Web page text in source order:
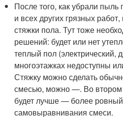
После того, как убрали пыль
и всех других грязных
стяжки пола. Тут тоже
решений: будет или нет
теплый пол (электрический,
многоэтажках недоступны
Стяжку можно сделать
смесью, можно —. Во втором
будет лучше — более
самовыравнивания смеси.